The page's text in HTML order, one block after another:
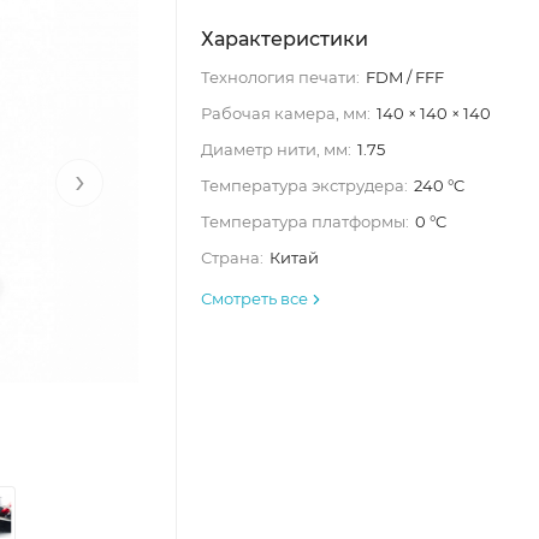
›
Характеристики
Технология печати: FDM / FFF
Рабочая камера, мм: 140 × 140 × 140
Диаметр нити, мм: 1.75
Температура экструдера: 240 °C
Температура платформы: 0 °C
Страна: Китай
Смотреть все